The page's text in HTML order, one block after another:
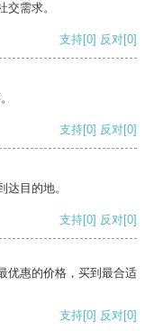
需求。
支持[0] 反对[0]
支持[0] 反对[0]
目的地。
支持[0] 反对[0]
优惠的价格，买到最合适
支持[0] 反对[0]